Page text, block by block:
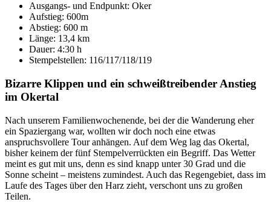
Ausgangs- und Endpunkt: Oker
Aufstieg: 600m
Abstieg: 600 m
Länge: 13,4 km
Dauer: 4:30 h
Stempelstellen: 116/117/118/119
Bizarre Klippen und ein schweißtreibender Anstieg
im Okertal
Nach unserem Familienwochenende, bei der die Wanderung eher
ein Spaziergang war, wollten wir doch noch eine etwas
anspruchsvollere Tour anhängen. Auf dem Weg lag das Okertal,
bisher keinem der fünf Stempelverrückten ein Begriff. Das Wetter
meint es gut mit uns, denn es sind knapp unter 30 Grad und die
Sonne scheint – meistens zumindest. Auch das Regengebiet, dass im
Laufe des Tages über den Harz zieht, verschont uns zu großen
Teilen.